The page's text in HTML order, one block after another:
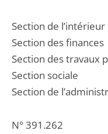
Section de l’intérieur
Section des finances
Section des travaux
Section sociale
Section de
N° 391.262